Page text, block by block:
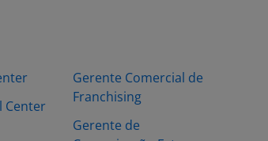
Center
Gerente Comercial de
Franchising
Gerente de